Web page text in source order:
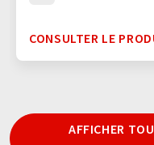
CONSULTER LE
AFFICHER